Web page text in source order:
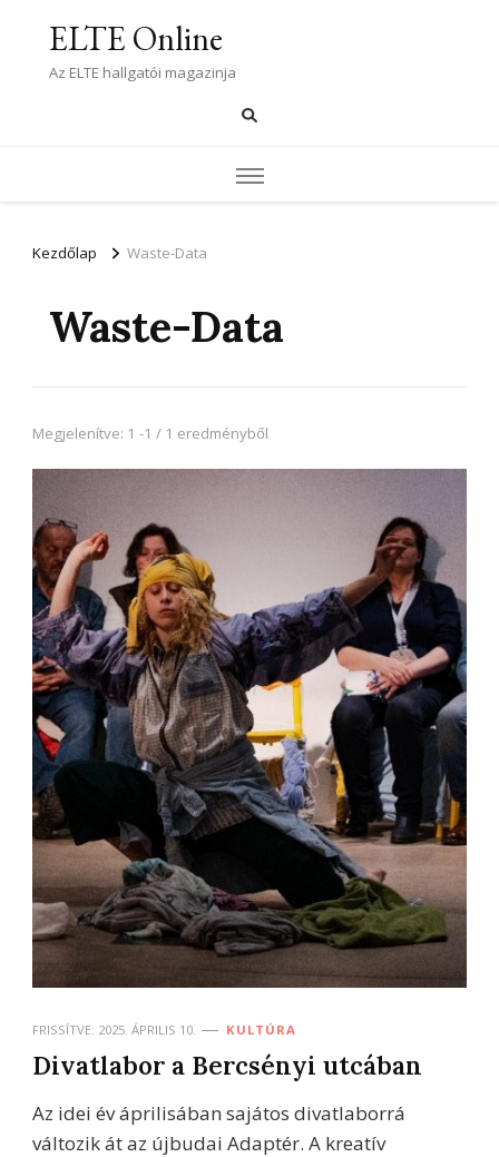
ELTE Online
Az ELTE hallgatói magazinja
Kezdőlap Waste-Data
Waste-Data
Megjelenítve: 1 -1 / 1 eredményből
FRISSÍTVE: 2025. ÁPRILIS 10. KULTÚRA
Divatlabor a Bercsényi utcában
Az idei év áprilisában sajátos divatlaborrá
változik át az újbudai Adaptér. A kreatív